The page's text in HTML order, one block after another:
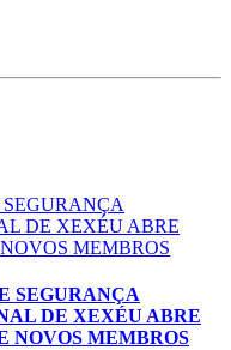
DE XEXÉU ABRE
MEMBROS
SEGURANÇA
DE XEXÉU ABRE
NOVOS MEMBROS